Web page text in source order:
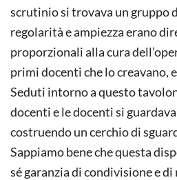
scrutinio si trovava un gruppo
regolarità e ampiezza erano
proporzionali alla cura
primi docenti che lo creavano,
Seduti intorno a questo
docenti e le docenti si
costruendo un cerchio di
Sappiamo bene che questa
sé garanzia di condivisione e